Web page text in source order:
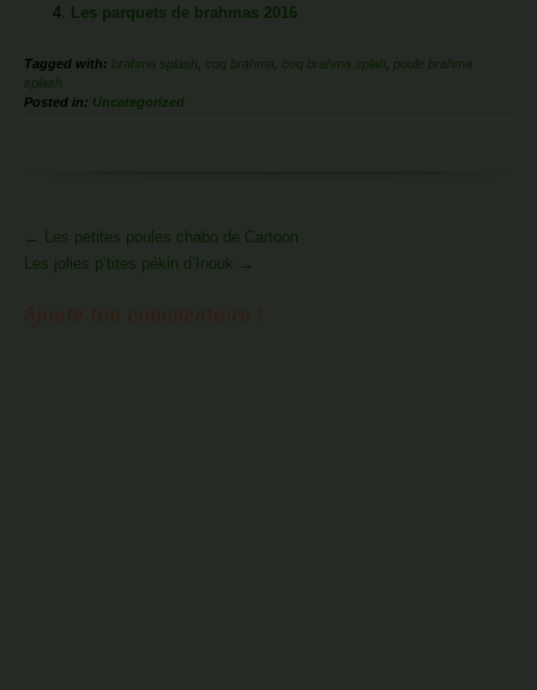
Les parquets de brahmas 2016
Tagged with: brahma splash coq brahma coq brahma splah
poule brahma
splash
Posted in: Uncategorized
More
Articles
← Les petites poules chabo de Cartoon
Les jolies p’tites pékin d’Inouk →